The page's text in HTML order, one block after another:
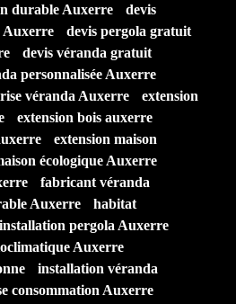
durable Auxerre
devis
Auxerre
devis pergola gratuit
devis véranda gratuit
personnalisée Auxerre
véranda Auxerre
extension
extension bois auxerre
extension maison
écologique Auxerre
fabricant véranda
Auxerre
habitat
installation pergola Auxerre
Auxerre
installation véranda
consommation Auxerre